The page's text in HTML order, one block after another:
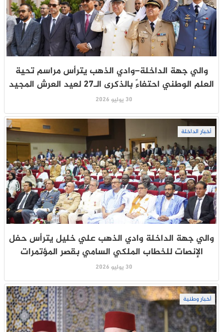
والي جهة الداخلة–وادي الذهب يترأس مراسم تحية
العلم الوطني احتفاءً بالذكرى الـ27 لعيد العرش المجيد
30 يوليو 2026
أخبار الداخلة
والي جهة الداخلة وادي الذهب علي خليل يترأس حفل
الإنصات للخطاب الملكي السامي بقصر المؤتمرات
30 يوليو 2026
أخبار وطنية